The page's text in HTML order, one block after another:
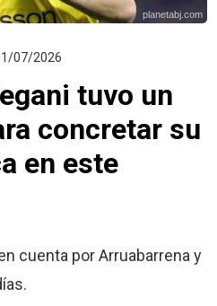
planetabj.com
07/2026
tuvo un
concretar su
en este
cuenta por Arruabarrena y